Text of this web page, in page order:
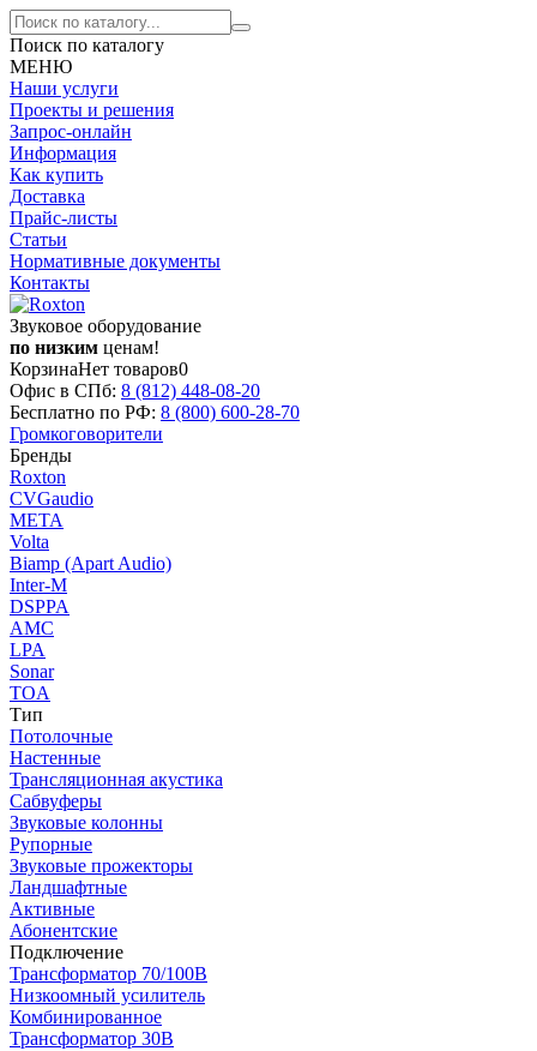
Поиск по каталогу
МЕНЮ
Наши услуги
Проекты и решения
Запрос-онлайн
Информация
Как купить
Доставка
Прайс-листы
Статьи
Нормативные документы
Контакты
Звуковое оборудование
по низким ценам!
КорзинаНет товаров0
Офис в СПб: 8 (812) 448-08-20
Бесплатно по РФ: 8 (800) 600-28-70
Громкоговорители
Бренды
Roxton
CVGaudio
МЕТА
Volta
Biamp (Apart Audio)
Inter-M
DSPPA
AMC
LPA
Sonar
TOA
Тип
Потолочные
Настенные
Трансляционная акустика
Сабвуферы
Звуковые колонны
Рупорные
Звуковые прожекторы
Ландшафтные
Активные
Абонентские
Подключение
Трансформатор 70/100В
Низкоомный усилитель
Комбинированное
Трансформатор 30В